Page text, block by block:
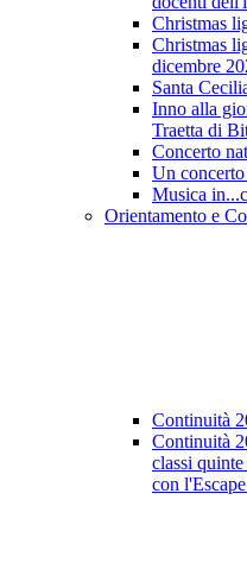
Christmas
Christmas
dicembre
Santa
Inno alla
Traetta di
Concerto
Un
Musica
Orientamento e
Continuità
Continuità
classi
con